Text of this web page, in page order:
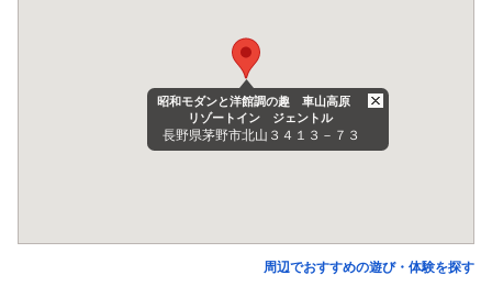
昭和モダンと洋館調の趣 車山高原
リゾートイン ジェントル
長野県茅野市北山３４１３－７３
周辺でおすすめの遊び・体験を探す